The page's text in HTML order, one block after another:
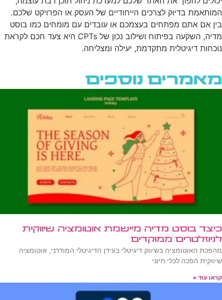
המותאמת בדיוק לצרכים הייחודיים של העסק או הפרויקט שלכם.
בין אם אתם מפתחים בעצמכם או עובדים עם מומחים כמו בוסט
מדיה, השקעה בפיתוח ושילוב נכון של CPTs היא צעד חכם לקראת
נוכחות דיגיטלית מתקדמת, יעילה ומצליחה.
מאמרים נוספים
כיצד בוסט מדיה מיישמת אוטומציה שיווקית
לניוזלטרים ממוקדים
מהפכת האוטומציה בשיווק דיגיטלי בעידן הדיגיטלי המודרני, אוטומציה
שיווקית הפכה לכלי חיוני
קראו עוד »